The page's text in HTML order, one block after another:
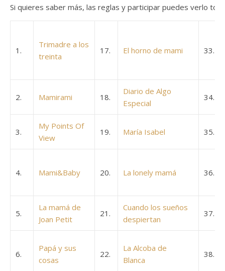
Si quieres saber más, las reglas y participar puedes verlo
1.
Trimadre a los
treinta
17. El horno de mami 33.
2. Mamirami 18.
Diario de Algo
Especial
34.
3.
My Points Of
View
19. María Isabel 35.
4. Mami&Baby 20. La lonely mamá 36.
5.
La mamá de
Joan Petit
21.
Cuando los sueños
despiertan
37.
6.
Papá y sus
cosas
22.
La Alcoba de
Blanca
38.